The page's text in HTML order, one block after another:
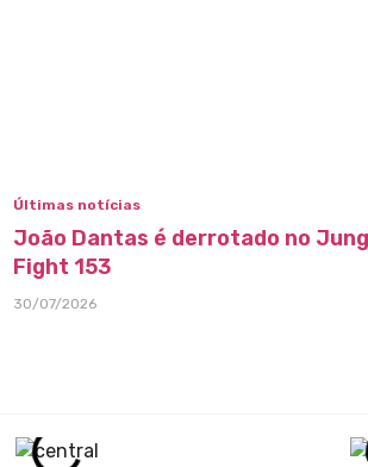
Últimas notícias
João Dantas é derrotado no
Fight 153
30/07/2026